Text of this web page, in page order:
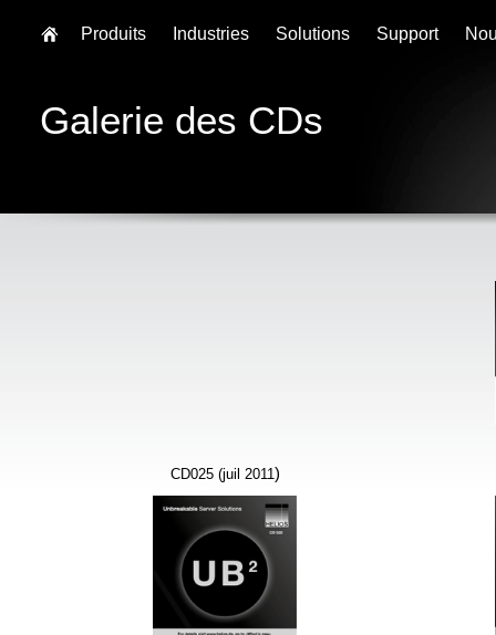
Galerie des CDs
CD025 (juil 2011)
Produits Industries Solutions Support